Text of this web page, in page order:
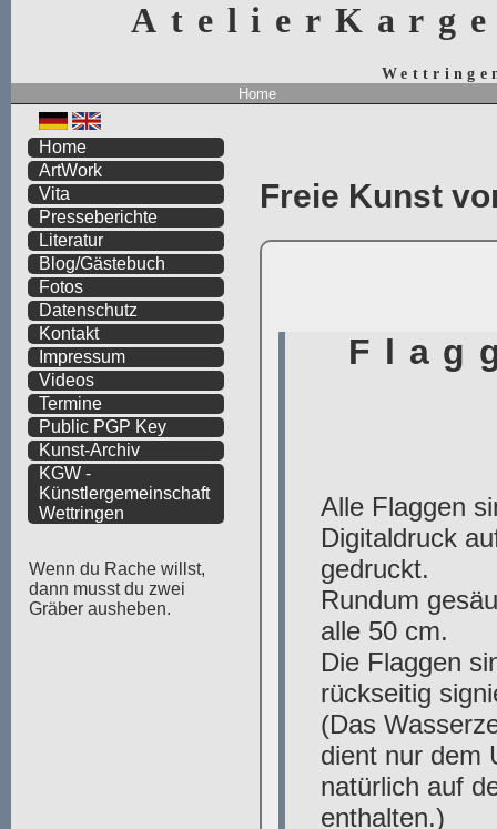
Home
Freie Kunst
Home
ArtWork
Vita
Presseberichte
Literatur
Blog/Gästebuch
Fotos
Datenschutz
Kontakt
Impressum
Videos
Termine
Public PGP Key
Kunst-Archiv
KGW -
Künstlergemeinschaft
Wettringen
Wenn du Rache willst,
dann musst du zwei
Gräber ausheben.